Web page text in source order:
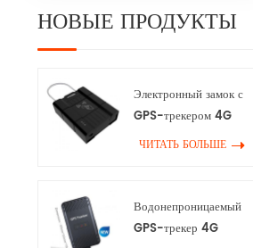
НОВЫЕ ПРОДУКТЫ
Электронный замок с
GPS-трекером 4G
ЧИТАТЬ БОЛЬШЕ
Водонепроницаемый
GPS-трекер 4G